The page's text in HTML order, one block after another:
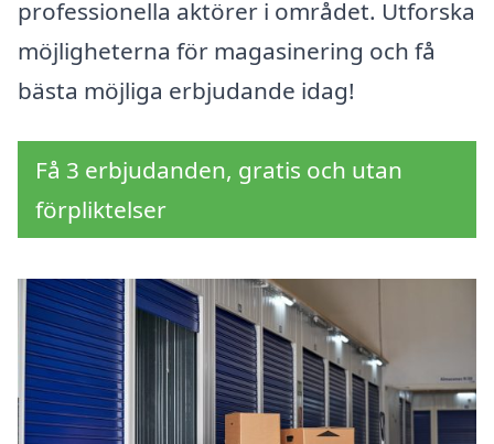
professionella aktörer i området. Utforska
möjligheterna för magasinering och få
bästa möjliga erbjudande idag!
Få 3 erbjudanden, gratis och utan
förpliktelser